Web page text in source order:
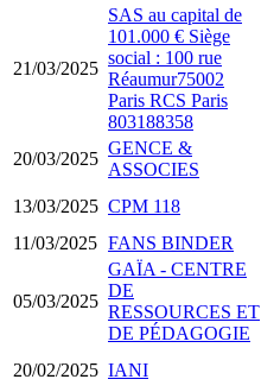
21/03/2025
SAS au capital de
101.000 € Siège
social : 100 rue
Réaumur75002
Paris RCS Paris
803188358
20/03/2025
GENCE &
ASSOCIES
13/03/2025 CPM 118
11/03/2025 FANS BINDER
05/03/2025
GAÏA - CENTRE
DE
RESSOURCES ET
DE PÉDAGOGIE
20/02/2025 IANI